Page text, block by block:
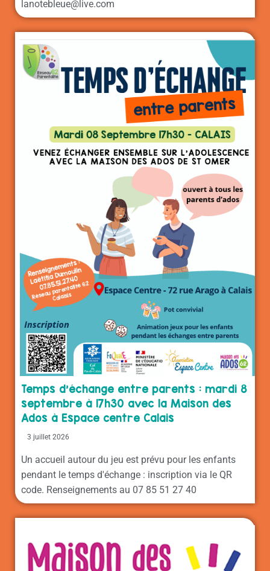
lanotebleue@live.com
Temps d’échange entre parents : mardi 8
septembre à 17h30 avec la Maison des
Ados à Espace centre Calais
3 juillet 2026
Un accueil autour du jeu est prévu pour les enfants
pendant le temps d'échange : inscription via le QR
code. Renseignements au 07 85 51 27 40